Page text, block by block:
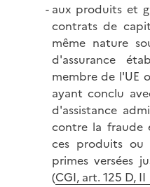
aux produits et
contrats de
même nature
d'assurance
membre de l'UE
ayant conclu
d'assistance
contre la fraude
ces produits ou
primes versées
(CGI, art. 125 D, II